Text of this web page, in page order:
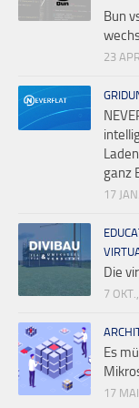
Bun
23
ganz
17
Die
7
Es
17